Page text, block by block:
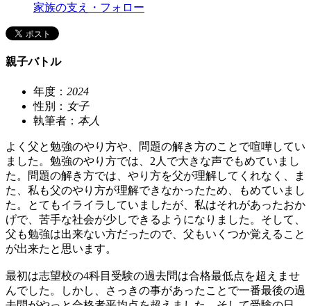
家族の支え・フォロー
親子バトル
年度： 2024
性別： 女子
執筆者： 本人
よく父と勉強のやり方や、問題の解き方のことで喧嘩してい
ました。勉強のやり方では、2人で大きな声でもめていまし
た。問題の解き方では、やり方を父が理解してくれなく、ま
た、私も父のやり方が理解できなかったため、もめていまし
た。とてもイライラしていましたが、私はそれがあったおか
げで、苦手な社会が少しできるようになりました。そして、
父も勉強は出来ない方だったので、父もいくつか覚えること
が出来たと思います。
最初は志望校の4科目受験の過去問は合格最低点を超えませ
んでした。しかし、さっきの事があったことで一番最後の過